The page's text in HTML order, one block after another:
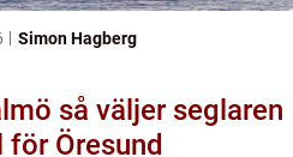
Simon Hagberg
Öresund